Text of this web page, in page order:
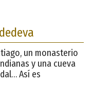
un monasterio
y una cueva
Así es